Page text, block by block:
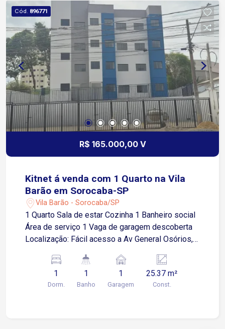
Cód. 896771
R$ 165.000,00 V
Kitnet á venda com 1 Quarto na Vila
Barão em Sorocaba-SP
Vila Barão - Sorocaba/SP
1 Quarto Sala de estar Cozinha 1 Banheiro social
Área de serviço 1 Vaga de garagem descoberta
Localização: Fácil acesso a Av General Osórios,
comércios em geral.
1
Dorm.
1
Banho
1
Garagem
25.37 m²
Const.